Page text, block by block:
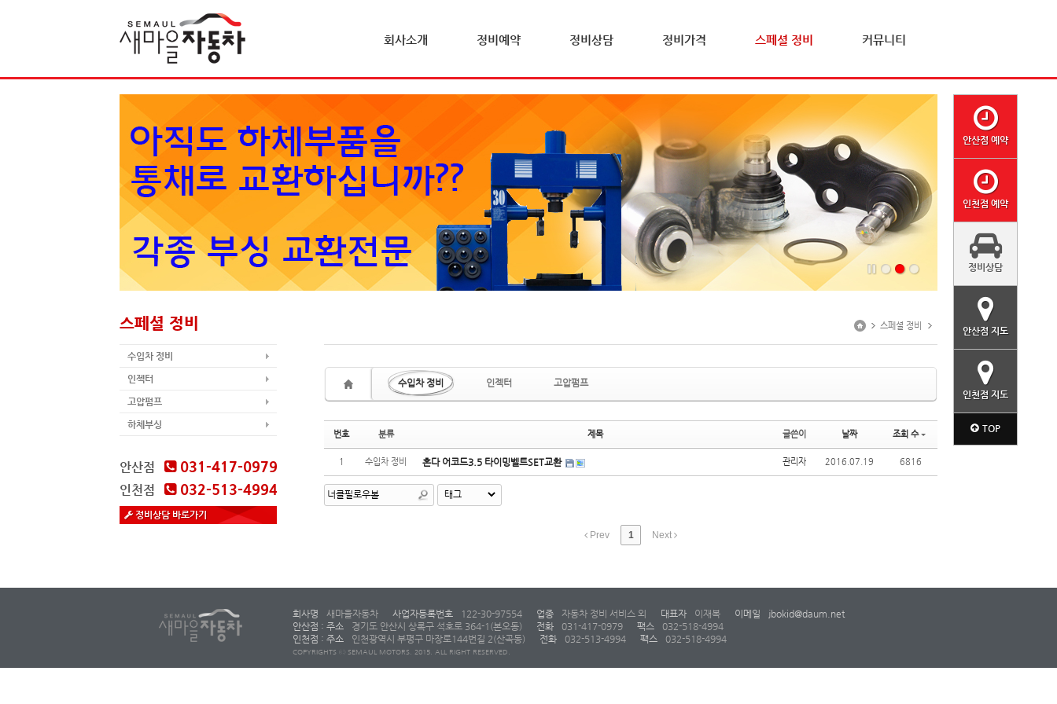
회사소개 정비예약 정비상담 정비가격 스페셜 정비 커뮤니티
스페셜 정비
수입차 정비
인젝터
고압펌프
하체부싱
안산점 031-417-0979
인천점 032-513-4994
정비상담 바로가기
스페셜 정비
수입차 정비 인젝터 고압펌프
번호 분류 제목 글쓴이 날짜 조회 수
1 수입차 정비 혼다 어코드3.5 타이밍벨트SET교환 관리자 2016.07.19 6816
Prev 1 Next
안산점 예약
인천점 예약
정비상담
안산점 지도
인천점 지도
TOP
회사명 새마을자동차 사업자등록번호 122-30-97554 업종 자동차 정비 서비스 외 대표자 이재복 이메일
jbokid@daum.net
안산점 : 주소
경기도 안산시 상록구 석호로 364-1(본오동) 전화 031-417-0979 팩스
032-518-4994
인천점 : 주소
인천광역시 부평구 마장로144번길 2(산곡동) 전화 032-513-4994 팩스 032-518-4994
COPYRIGHTS ⓒ SEMAUL MOTORS. 2015. ALL RIGHT RESERVED.